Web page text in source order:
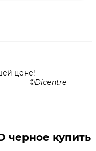
цене!
Dicentre
черное купить